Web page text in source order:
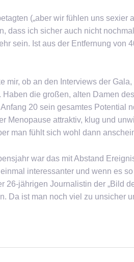
(„aber wir fühlen uns sexier
dass ich sicher auch nicht
sein. Ist aus der Entfernung von
mir, ob an den Interviews der
die großen, alten Damen
20 sein gesamtes Potential
Menopause attraktiv, klug und
man fühlt sich wohl dann
war das mit Abstand
interessanter und wenn es
26-jährigen Journalistin der „Bild
Da ist man noch viel zu unsicher